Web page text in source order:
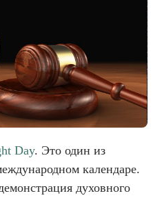
Day. Это один из
календаре.
духовного